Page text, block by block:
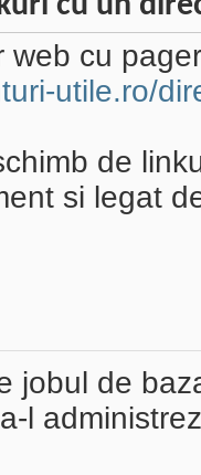
cu un
web cu
utile.ro/
de
si legat
jobul de
l administrez